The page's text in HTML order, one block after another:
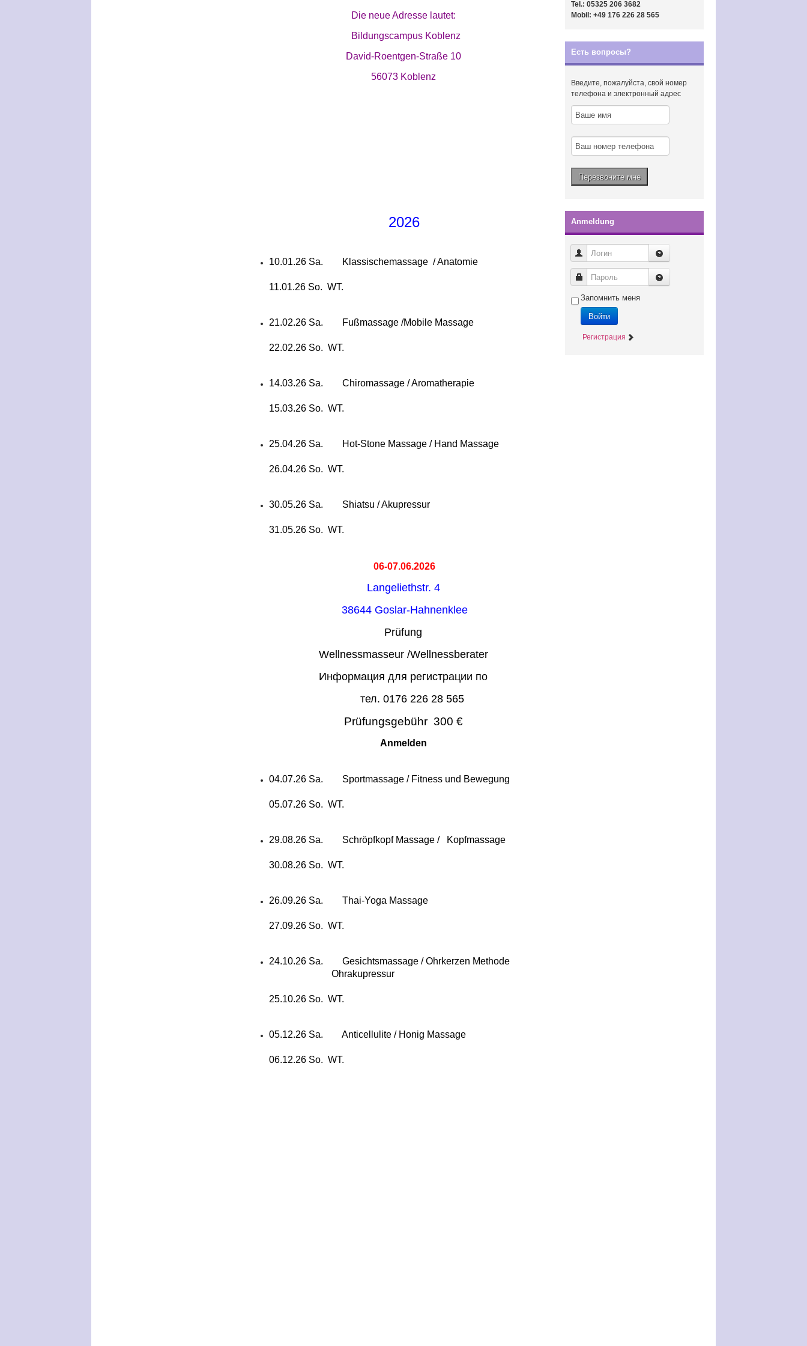
Die neue Adresse lautet:
Bildungscampus Koblenz
David-Roentgen-Straße 10
56073 Koblenz
2026
10.01.26 Sa. Klassischemassage / Anatomie
11.01.26 So. WT.
21.02.26 Sa. Fußmassage /Mobile Massage
22.02.26 So. WT.
14.03.26 Sa. Chiromassage /Aromatherapie
15.03.26 So. WT.
25.04.26 Sa. Hot-Stone Massage / Hand Massage
26.04.26 So. WT.
30.05.26 Sa. Shiatsu / Akupressur
31.05.26 So. WT.
06-07.06.2026
Langeliethstr. 4
38644 Goslar-Hahnenklee
Prüfung
Wellnessmasseur /Wellnessberater
Информация для регистрации по
тел. 0176 226 28 565
Prüfungsgebühr 300 €
Anmelden
04.07.26 Sa. Sportmassage / Fitness und Bewegung
05.07.26 So. WT.
29.08.26 Sa. Schröpfkopf Massage / Kopfmassage
30.08.26 So. WT.
26.09.26 Sa. Thai-Yoga Massage
27.09.26 So. WT.
24.10.26 Sa. Gesichtsmassage / Ohrkerzen Methode
Ohrakupressur
25.10.26 So. WT.
05.12.26 Sa. Anticellulite / Honig Massage
06.12.26 So. WT.
Tel.: 05325 206 3682
Mobil: +49 176 226 28 565
Есть вопросы?
Введите, пожалуйста, свой номер
телефона и электронный адрес
Anmeldung
Логин
Пароль
Запомнить меня
Войти
Регистрация